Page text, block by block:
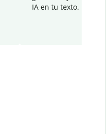
IA en tu texto.